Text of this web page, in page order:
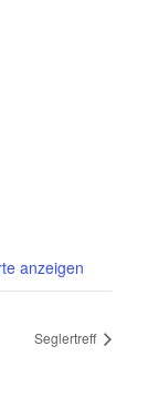
anzeigen
Seglertreff